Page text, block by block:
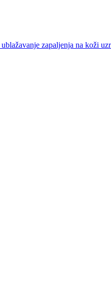
zapaljenja na koži